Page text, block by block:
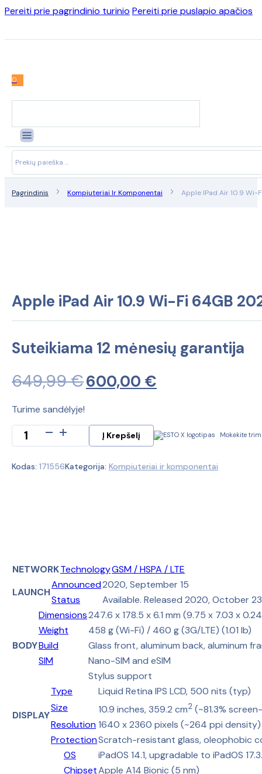
Pereiti prie pagrindinio turinio Pereiti prie puslapio apačios
0
Search
...
Pagrindinis Kompiuteriai Ir Komponentai Apple IPad Air 10.9 Wi-
Apple iPad Air 10.9 Wi-Fi 64GB
Suteikiama 12 mėnesių garantija
649,99€Original
was:
649,99 €.
600,00 €
is:
Turime sandėlyje!
produkto
kiekis:
iPad
Gold
Į Krepšelį Mokėkite
Kodas: 171556Kategorija: Kompiuteriai ir komponentai
NETWORKTechnologyGSM / HSPA / LTE
LAUNCH
Announced2020, September 15
Status
Available. Released 2020, October 23
BODY
Dimensions247.6 x 178.5 x 6.1 mm (9.75 x 7.03 x
Weight
458 g (Wi-Fi) / 460 g (3G/LTE) (1.01 lb)
Build
Glass front, aluminum back, aluminum
SIM
Nano-SIM and eSIM
Stylus support
DISPLAY
Type
Liquid Retina IPS LCD, 500 nits (typ)
Size
10.9 inches, 359.2 cm2 (~81.3%
Resolution1640 x 2360 pixels (~264 ppi density)
ProtectionScratch-resistant glass, oleophobic
OS
iPadOS 14.1, upgradable to iPadOS
ChipsetApple A14 Bionic (5 nm)